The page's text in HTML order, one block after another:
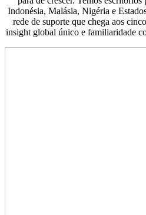
Indonésia, Malásia, Nigéria e
rede de suporte que chega aos
insight global único e familiaridade